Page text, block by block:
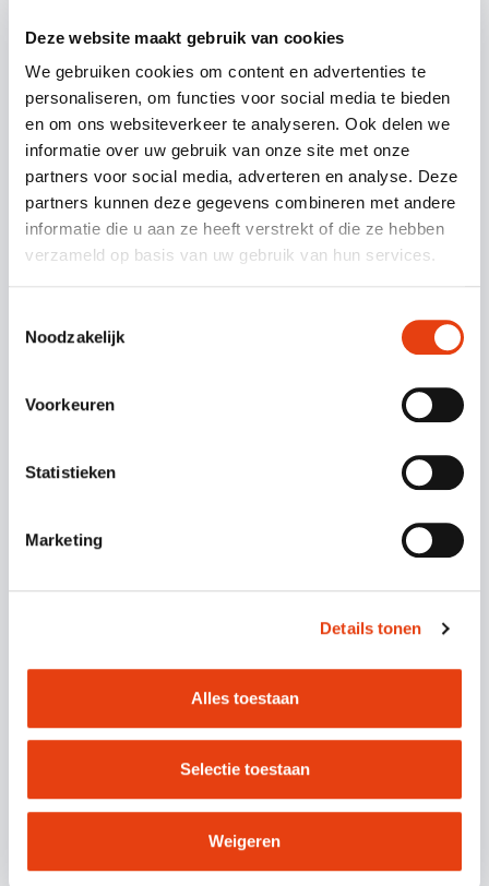
Deze website maakt gebruik van cookies
We gebruiken cookies om content en advertenties te
personaliseren, om functies voor social media te bieden
en om ons websiteverkeer te analyseren. Ook delen we
informatie over uw gebruik van onze site met onze
partners voor social media, adverteren en analyse. Deze
partners kunnen deze gegevens combineren met andere
informatie die u aan ze heeft verstrekt of die ze hebben
verzameld op basis van uw gebruik van hun services.
Noodzakelijk
Voorkeuren
Statistieken
Marketing
Details tonen
Alles toestaan
Selectie toestaan
Weigeren
Nieuws | 13 juli 2026
Informatieve lezing: Uitvaren en
nalaten
VERDER LEZEN
Festival Circolo in de Wijk!
VERDER LEZEN